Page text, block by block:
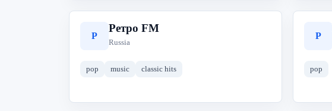
Р
Ретро FM
Russia
pop music classic hits
Р
pop